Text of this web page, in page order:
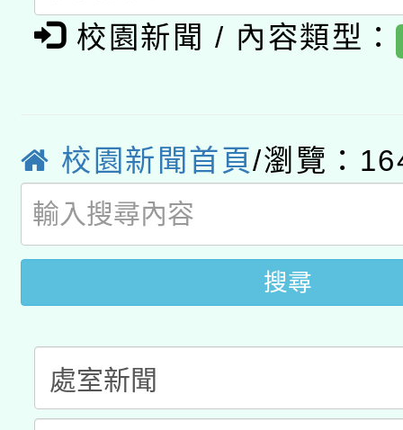
薪期間赴陸應申請許可
轉知經濟部水利署委託
用水績優單位及節水達
動」
開 智慧啟航」
「2026桃園藝術巡演
關事宜
轉知教育部國民及學前
國立臺灣師範大學辦理
業成長研習」實施計畫
校園新聞 / 內容類型：
校園新聞首頁/瀏覽：
搜尋